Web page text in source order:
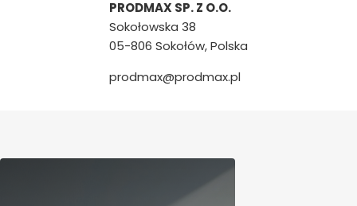
PRODMAX SP. Z O.O.
Sokołowska 38
05-806 Sokołów, Polska
prodmax@prodmax.pl